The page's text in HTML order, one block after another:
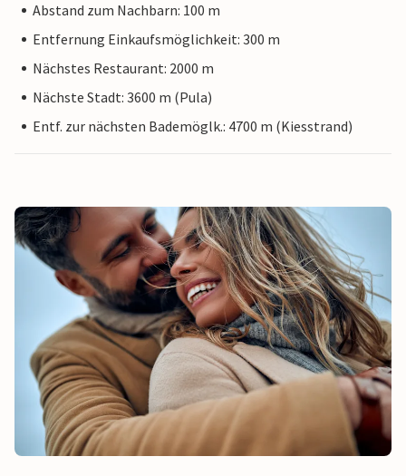
Abstand zum Nachbarn: 100 m
Entfernung Einkaufsmöglichkeit: 300 m
Nächstes Restaurant: 2000 m
Nächste Stadt: 3600 m (Pula)
Entf. zur nächsten Bademöglk.: 4700 m (Kiesstrand)